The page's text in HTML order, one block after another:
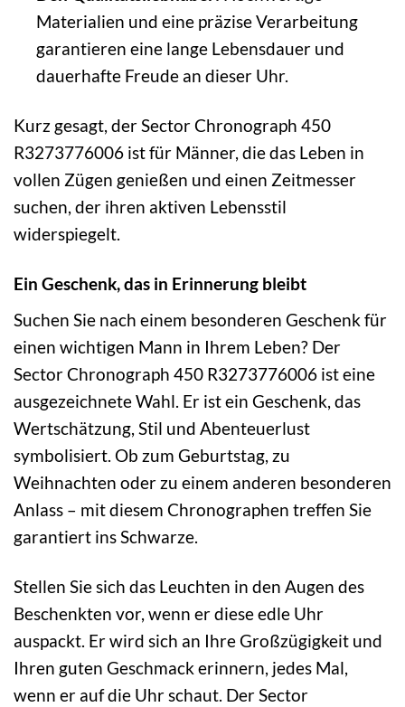
Materialien und eine präzise Verarbeitung
garantieren eine lange Lebensdauer und
dauerhafte Freude an dieser Uhr.
Kurz gesagt, der Sector Chronograph 450
R3273776006 ist für Männer, die das Leben in
vollen Zügen genießen und einen Zeitmesser
suchen, der ihren aktiven Lebensstil
widerspiegelt.
Ein Geschenk, das in Erinnerung bleibt
Suchen Sie nach einem besonderen Geschenk für
einen wichtigen Mann in Ihrem Leben? Der
Sector Chronograph 450 R3273776006 ist eine
ausgezeichnete Wahl. Er ist ein Geschenk, das
Wertschätzung, Stil und Abenteuerlust
symbolisiert. Ob zum Geburtstag, zu
Weihnachten oder zu einem anderen besonderen
Anlass – mit diesem Chronographen treffen Sie
garantiert ins Schwarze.
Stellen Sie sich das Leuchten in den Augen des
Beschenkten vor, wenn er diese edle Uhr
auspackt. Er wird sich an Ihre Großzügigkeit und
Ihren guten Geschmack erinnern, jedes Mal,
wenn er auf die Uhr schaut. Der Sector